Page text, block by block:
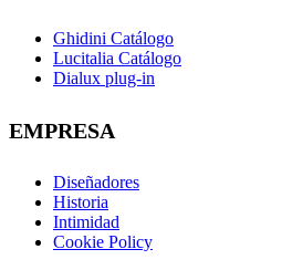
Ghidini Catálogo
Lucitalia Catálogo
Dialux plug-in
EMPRESA
Diseñadores
Historia
Intimidad
Cookie Policy